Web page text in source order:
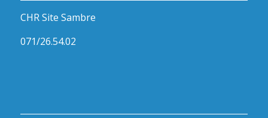
CHR Site Sambre
071/26.54.02